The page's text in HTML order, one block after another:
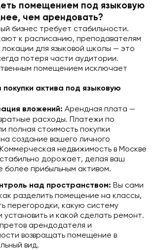
помещением под языковую
чем арендовать?
бизнес требует стабильности.
к расписанию, преподавателям
для языковой школы — это
потеря части аудитории.
помещением исключает
актива под языковую
вложений: Арендная плата —
расходы. Платежи по
полная стоимость покупки
создание вашего личного
недвижимость в Москве
дорожает, делая ваш
более прибыльным активом.
над пространством: Вы сами
разделить помещение на классы,
перегородки, какую систему
установить и какой сделать ремонт.
арендодателя и
возвращать помещение в
вид.